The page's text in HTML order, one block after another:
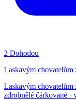
2 Dohodou
Laskavým chovatelům
Laskavým chovatelům
zdrobnělé čárkované -